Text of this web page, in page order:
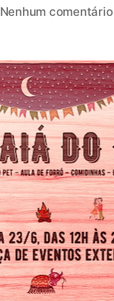
Nenhum comentário